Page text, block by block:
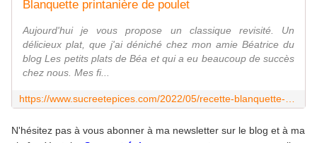
Blanquette printanière de poulet
Aujourd'hui je vous propose un classique revisité. Un
délicieux plat, que j'ai déniché chez mon amie Béatrice du
blog Les petits plats de Béa et qui a eu beaucoup de succès
chez nous. Mes fi...
N'hésitez pas à vous abonner à ma newsletter sur le blog et à ma